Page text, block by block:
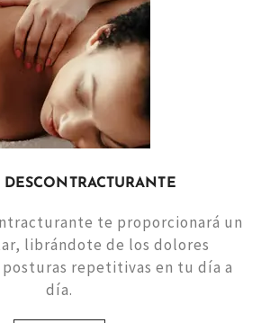
DESCONTRACTURANTE
te proporcionará un
librándote de los dolores
repetitivas en tu día a
día.